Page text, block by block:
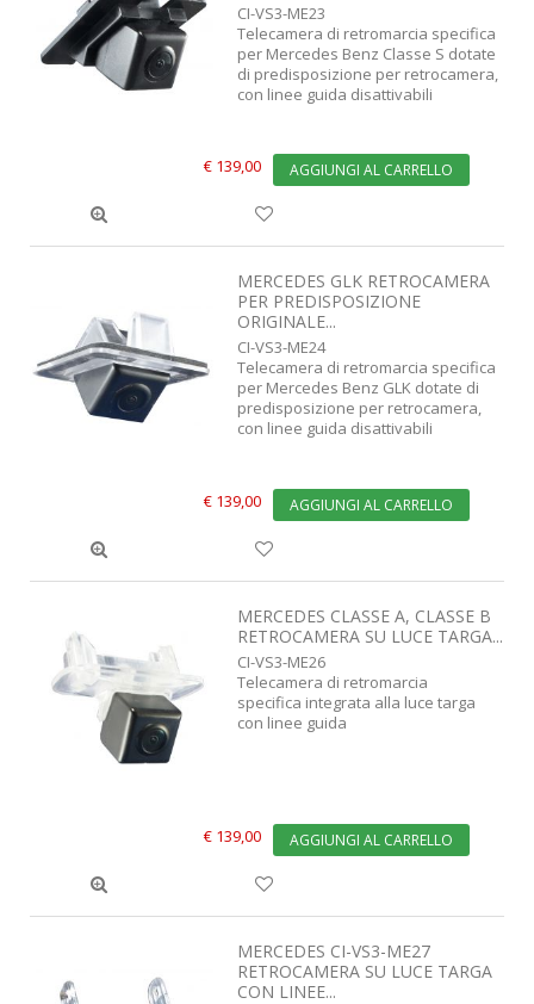
CI-VS3-ME23
Telecamera di retromarcia specifica
per Mercedes Benz Classe S dotate
di predisposizione per retrocamera,
con linee guida disattivabili
€ 139,00 AGGIUNGI AL CARRELLO
MERCEDES GLK RETROCAMERA
PER PREDISPOSIZIONE
ORIGINALE...
CI-VS3-ME24
Telecamera di retromarcia specifica
per Mercedes Benz GLK dotate di
predisposizione per retrocamera,
con linee guida disattivabili
€ 139,00 AGGIUNGI AL CARRELLO
MERCEDES CLASSE A, CLASSE B
RETROCAMERA SU LUCE TARGA...
CI-VS3-ME26
Telecamera di retromarcia
specifica integrata alla luce targa
con linee guida
€ 139,00 AGGIUNGI AL CARRELLO
MERCEDES CI-VS3-ME27
RETROCAMERA SU LUCE TARGA
CON LINEE...